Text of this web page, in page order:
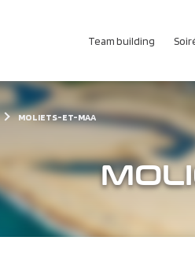
Team building
MOLIETS-ET-MAA